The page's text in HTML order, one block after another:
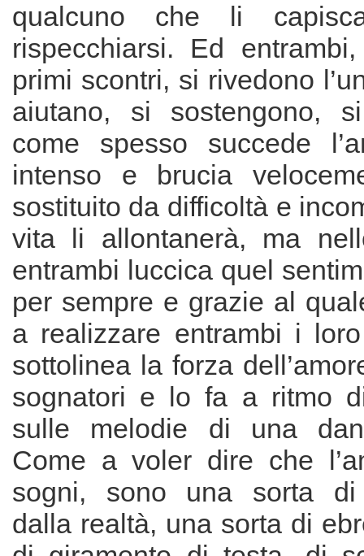
qualcuno che li
rispecchiarsi. Ed
primi scontri, si rivedono
aiutano, si sostengono,
come spesso succede
intenso e brucia
sostituito da difficoltà e
vita li allontanerà, ma
entrambi luccica quel
per sempre e grazie al
a realizzare entrambi i
sottolinea la forza
sognatori e lo fa a ritmo
sulle melodie di una
Come a voler dire che
sogni, sono una sorta di
dalla realtà, una sorta di